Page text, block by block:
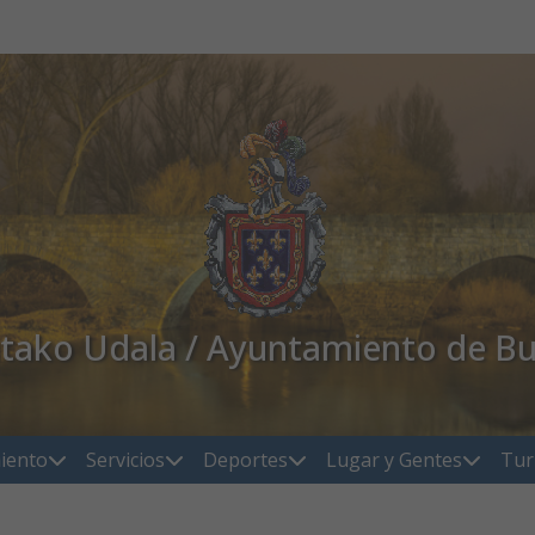
Udala / Ayuntamiento de
Servicios Deportes Lugar y Gentes